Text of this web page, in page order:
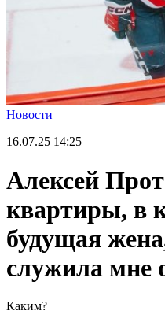
Новости
16.07.25 14:25
Алексей
квартиры, в
будущая
служила мне
Каким?